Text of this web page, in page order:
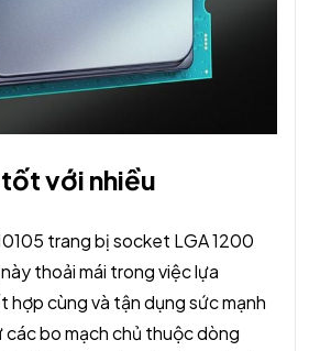
với nhiều
trang bị socket LGA 1200
thoải mái trong việc lựa
hợp cùng và tận dụng sức mạnh
các bo mạch chủ thuộc dòng